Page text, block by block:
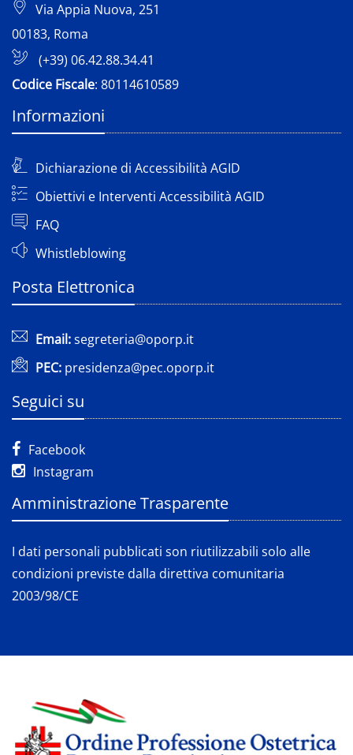
Via Appia Nuova, 251
00183, Roma
(+39) 06.42.88.34.41
Codice Fiscale: 80114610589
Informazioni
Dichiarazione di Accessibilità AGID
Obiettivi e Interventi Accessibilità AGID
FAQ
Whistleblowing
Posta Elettronica
Email:segreteria@oporp.it
PEC: presidenza@pec.oporp.it
Seguici su
Facebook
Instagram
Amministrazione Trasparente
I dati personali pubblicati son riutilizzabili solo alle
condizioni previste dalla direttiva comunitaria
2003/98/CE